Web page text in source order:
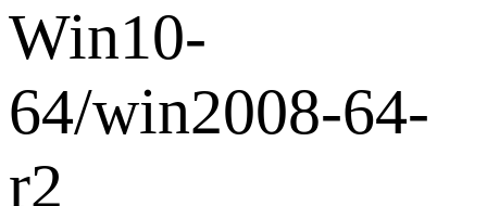
Win10-
64/win2008-64-
r2